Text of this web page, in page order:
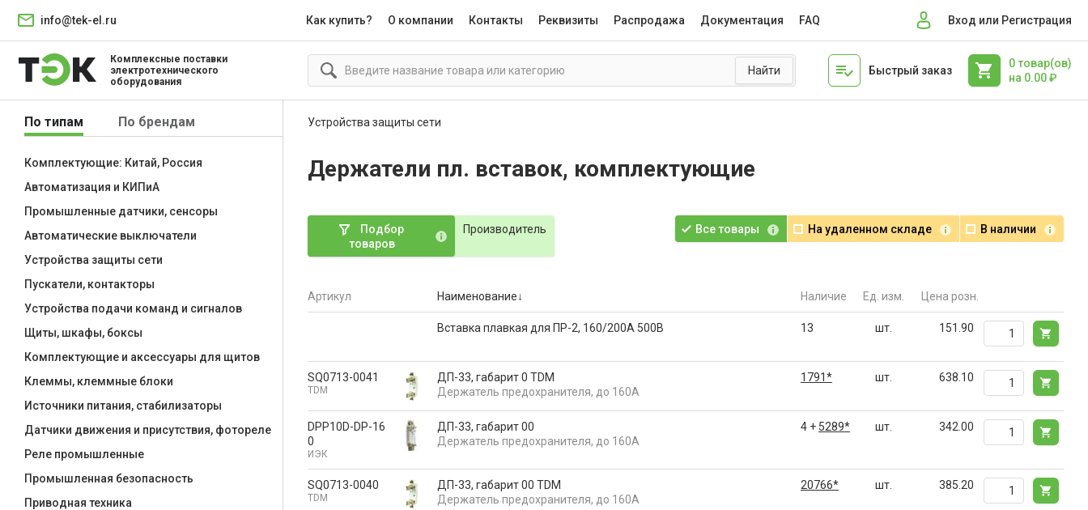
info@tek-el.ru Как купить? О компании Контакты Реквизиты Распродажа Документация FAQ Вход или Регистрация
Комплексные поставки
электротехнического
оборудования
Быстрый заказ
0товар(ов)
на 0.00₽
Устройства защиты сети
Держатели пл. вставок, комплектующие
Подбор
товаров
Производитель Все товары На удаленном складе В наличии
Артикул Наименование Наличие Ед. изм. Цена розн.
Вставка плавкая для ПР-2, 160/200А 500В 13 шт. 151.90
SQ0713-0041
TDM
ДП-33, габарит 0 TDM
Держатель предохранителя, до 160А
1791* шт. 638.10
DPP10D-DP-16
0
ИЭК
ДП-33, габарит 00
Держатель предохранителя, до 160А
4 + 5289* шт. 342.00
SQ0713-0040
TDM
ДП-33, габарит 00 TDM
Держатель предохранителя, до 160А
20766* шт. 385.20
По типам По брендам
Комплектующие: Китай, Россия
Автоматизация и КИПиА
Промышленные датчики, сенсоры
Автоматические выключатели
Устройства защиты сети
Пускатели, контакторы
Устройства подачи команд и сигналов
Щиты, шкафы, боксы
Комплектующие и аксессуары для щитов
Клеммы, клеммные блоки
Источники питания, стабилизаторы
Датчики движения и присутствия, фотореле
Реле промышленные
Промышленная безопасность
Приводная техника